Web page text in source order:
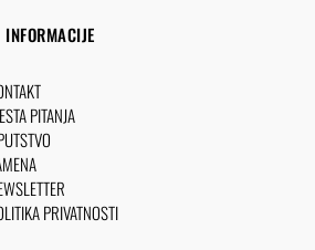
INFORMACIJE
PITANJA
PRIVATNOSTI